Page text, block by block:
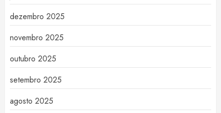
dezembro 2025
novembro 2025
outubro 2025
setembro 2025
agosto 2025